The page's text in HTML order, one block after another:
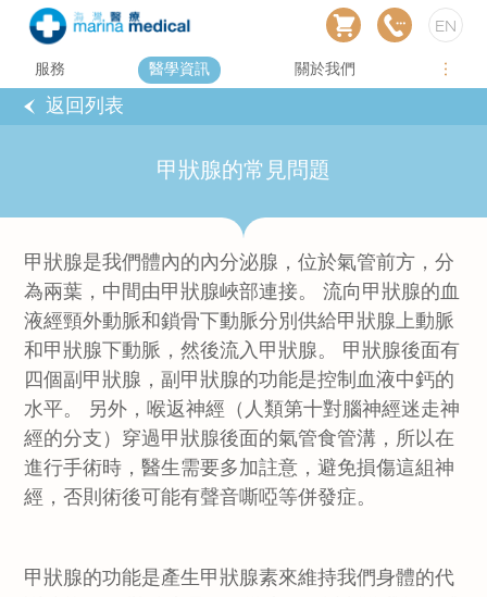
EN
服務 醫學資訊 關於我們
返回列表
甲狀腺的常見問題
甲狀腺是我們體內的內分泌腺，位於氣管前方，分
為兩葉，中間由甲狀腺峽部連接。 流向甲狀腺的血
液經頸外動脈和鎖骨下動脈分別供給甲狀腺上動脈
和甲狀腺下動脈，然後流入甲狀腺。 甲狀腺後面有
四個副甲狀腺，副甲狀腺的功能是控制血液中鈣的
水平。 另外，喉返神經（人類第十對腦神經迷走神
經的分支）穿過甲狀腺後面的氣管食管溝，所以在
進行手術時，醫生需要多加註意，避免損傷這組神
經，否則術後可能有聲音嘶啞等併發症。
甲狀腺的功能是產生甲狀腺素來維持我們身體的代